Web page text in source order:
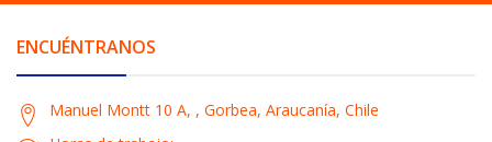
ENCUÉNTRANOS
Manuel Montt 10 A, , Gorbea, Araucanía, Chile